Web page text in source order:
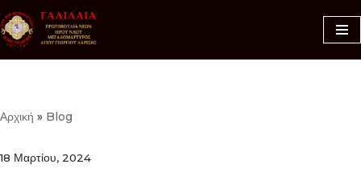
Μεταπηδήστε
στο
Αρχική » Blog
18 Μαρτίου, 2024